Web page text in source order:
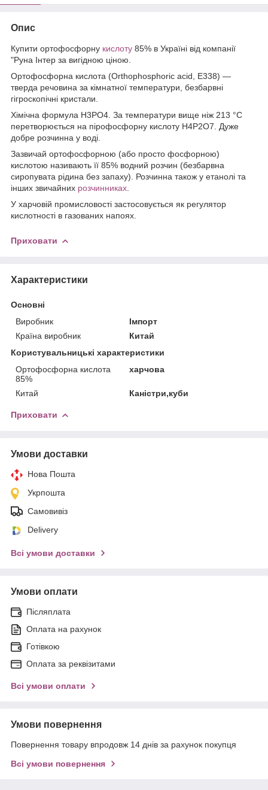
Опис
Купити ортофосфорну кислоту 85% в Україні від компанії
"Руна Інтер за вигідною ціною.
Ортофосфорна кислота (Orthophosphoric acid, E338) —
тверда речовина за кімнатної температури, безбарвні
гігроскопічні кристали.
Хімічна формула H3PO4. За температури вище ніж 213 °C
перетворюється на пірофосфорну кислоту H4P2O7. Дуже
добре розчинна у воді.
Зазвичай ортофосфорною (або просто фосфорною)
кислотою називають її 85% водний розчин (безбарвна
сиропувата рідина без запаху). Розчинна також у етанолі та
інших звичайних розчинниках
У харчовій промисловості застосовується як регулятор
кислотності в газованих напоях.
Приховати
Характеристики
Основні
Виробник
Імпорт
Країна виробник
Китай
Користувальницькі характеристики
Ортофосфорна кислота
85%
харчова
Китай Каністри,куби
Приховати
Умови доставки
Нова Пошта
Укрпошта
Самовивіз
Delivery
Всі умови доставки
Умови оплати
Післяплата
Оплата на рахунок
Готівкою
Оплата за реквізитами
Всі умови оплати
Умови повернення
Повернення товару впродовж 14 днів за рахунок покупця
Всі умови повернення